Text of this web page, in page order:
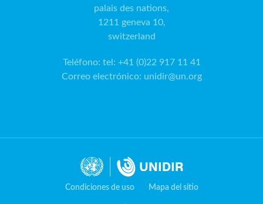
palais des nations,
1211 geneva 10,
switzerland
Teléfono: tel: +41 (0)22 917 11 41
Correo electrónico: unidir@un.org
Condiciones de uso Mapa del sitio